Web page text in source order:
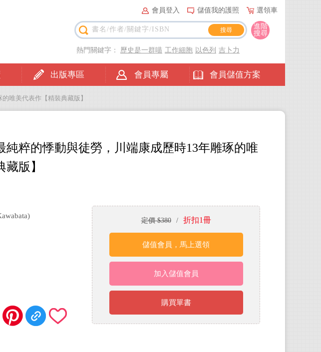
會員登入 儲值我的護照 選領車
出版專區 會員專屬 會員儲值方案
進階
搜尋
熱門關鍵字： 歷史是一群喵 工作細胞 以色列 吉卜力
唯美代表作【精裝典藏版】
純粹的悸動與徒勞，川端康成歷時13年雕琢的唯
版】
定價 $380 / 折扣1冊
儲值會員，馬上選領
加入儲值會員
購買單書